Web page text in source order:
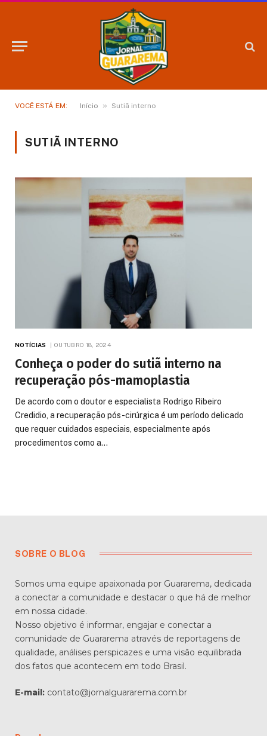
VOCÊ ESTÁ EM: Início » Sutiã interno
SUTIÃ INTERNO
NOTÍCIAS OUTUBRO 18, 2024
Conheça o poder do sutiã interno na
recuperação pós-mamoplastia
De acordo com o doutor e especialista Rodrigo Ribeiro
Credidio, a recuperação pós-cirúrgica é um período delicado
que requer cuidados especiais, especialmente após
procedimentos como a…
SOBRE O BLOG
Somos uma equipe apaixonada por Guararema, dedicada
a conectar a comunidade e destacar o que há de melhor
em nossa cidade.
Nosso objetivo é informar, engajar e conectar a
comunidade de Guararema através de reportagens de
qualidade, análises perspicazes e uma visão equilibrada
dos fatos que acontecem em todo Brasil.
E-mail: contato@jornalguararema.com.br